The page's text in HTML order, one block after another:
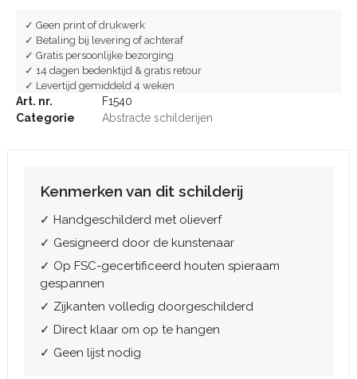
✓ Geen print of drukwerk
✓ Betaling bij levering of achteraf
✓ Gratis persoonlijke bezorging
✓ 14 dagen bedenktijd & gratis retour
✓ Levertijd gemiddeld 4 weken
Art. nr.
F1540
Categorie
Abstracte schilderijen
Kenmerken van dit schilderij
✓ Handgeschilderd met olieverf
✓ Gesigneerd door de kunstenaar
✓ Op FSC-gecertificeerd houten spieraam
gespannen
✓ Zijkanten volledig doorgeschilderd
✓ Direct klaar om op te hangen
✓ Geen lijst nodig